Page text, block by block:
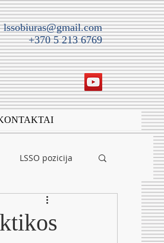
lssobiuras@gmail.com
+370 5 213 6769
LSSO pozicija